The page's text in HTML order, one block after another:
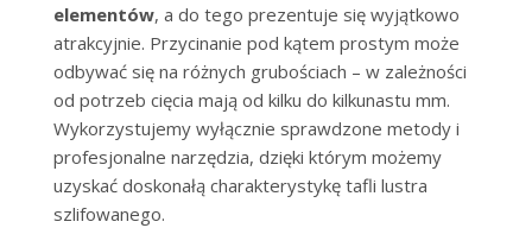
elementów, a do tego prezentuje się wyjątkowo
atrakcyjnie. Przycinanie pod kątem prostym może
odbywać się na różnych grubościach – w zależności
od potrzeb cięcia mają od kilku do kilkunastu mm.
Wykorzystujemy wyłącznie sprawdzone metody i
profesjonalne narzędzia, dzięki którym możemy
uzyskać doskonałą charakterystykę tafli lustra
szlifowanego.